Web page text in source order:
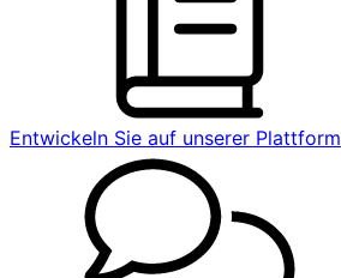
Entwickeln Sie auf unserer Plattform